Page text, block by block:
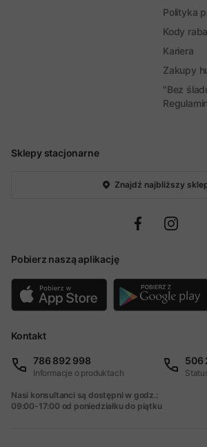
Sklepy stacjonarne
Znajdź najbliższy
Pobierz naszą aplikację
Polityka
Kody
Kariera
Zakupy
"Bez
Regulamin
Kontakt
786 892 998
Informacje o produktach
506
Nasi konsultanci są dostępni w godz.:
09:00-17:00 od poniedziałku do piątku